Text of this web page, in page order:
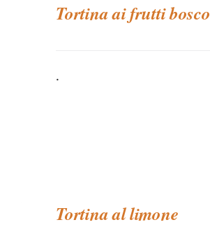
Tortina ai frutti bosco
.
Tortina al limone